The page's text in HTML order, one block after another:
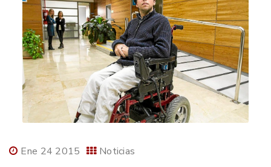
Ene 24 2015 Noticias